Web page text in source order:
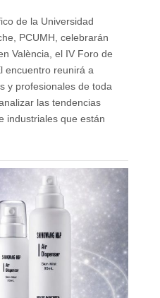
de la Universidad
PCUMH, celebrarán
València, el IV Foro de
encuentro reunirá a
y profesionales de toda
las tendencias
industriales que están